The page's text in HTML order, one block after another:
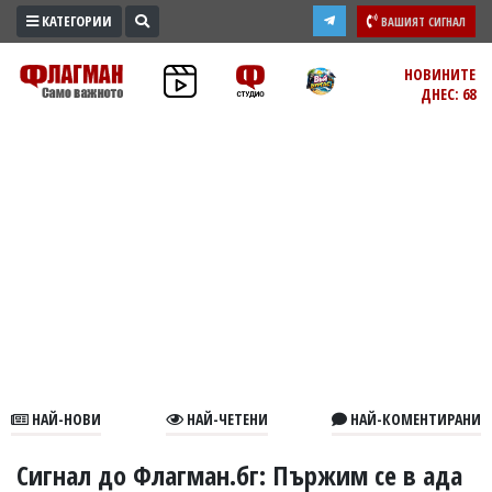
ПРОМО
ЗОНА
В
КАТЕГОРИИ ВАШИЯТ СИГНАЛ
НОВИНИТЕ
ДНЕС: 68
НАЙ-НОВИ НАЙ-ЧЕТЕНИ НАЙ-КОМЕНТИРАНИ
Сигнал до Флагман.бг: Пържим се в ада